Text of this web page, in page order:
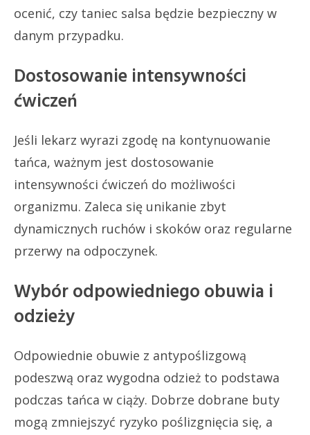
ocenić, czy taniec salsa będzie bezpieczny w
danym przypadku.
Dostosowanie intensywności
ćwiczeń
Jeśli lekarz wyrazi zgodę na kontynuowanie
tańca, ważnym jest dostosowanie
intensywności ćwiczeń do możliwości
organizmu. Zaleca się unikanie zbyt
dynamicznych ruchów i skoków oraz regularne
przerwy na odpoczynek.
Wybór odpowiedniego obuwia i
odzieży
Odpowiednie obuwie z antypoślizgową
podeszwą oraz wygodna odzież to podstawa
podczas tańca w ciąży. Dobrze dobrane buty
mogą zmniejszyć ryzyko poślizgnięcia się, a